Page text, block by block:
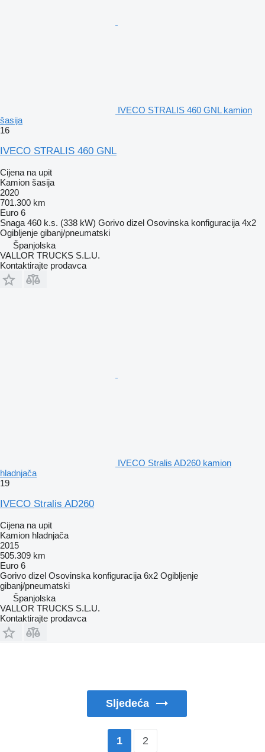
IVECO STRALIS 460 GNL kamion
šasija
16
IVECO STRALIS 460 GNL
Cijena na upit
Kamion šasija
2020
701.300 km
Euro 6
Snaga 460 k.s. (338 kW) Gorivo dizel Osovinska konfiguracija 4x2
Ogibljenje gibanj/pneumatski
Španjolska
VALLOR TRUCKS S.L.U.
Kontaktirajte prodavca
IVECO Stralis AD260 kamion
hladnjača
19
IVECO Stralis AD260
Cijena na upit
Kamion hladnjača
2015
505.309 km
Euro 6
Gorivo dizel Osovinska konfiguracija 6x2 Ogibljenje
gibanj/pneumatski
Španjolska
VALLOR TRUCKS S.L.U.
Kontaktirajte prodavca
Sljedeća
1 2